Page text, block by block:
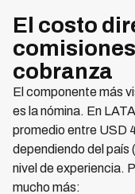
El costo
cobranza
El componente más
es la nómina. En
promedio entre USD
dependiendo del país
nivel de experiencia.
mucho más: